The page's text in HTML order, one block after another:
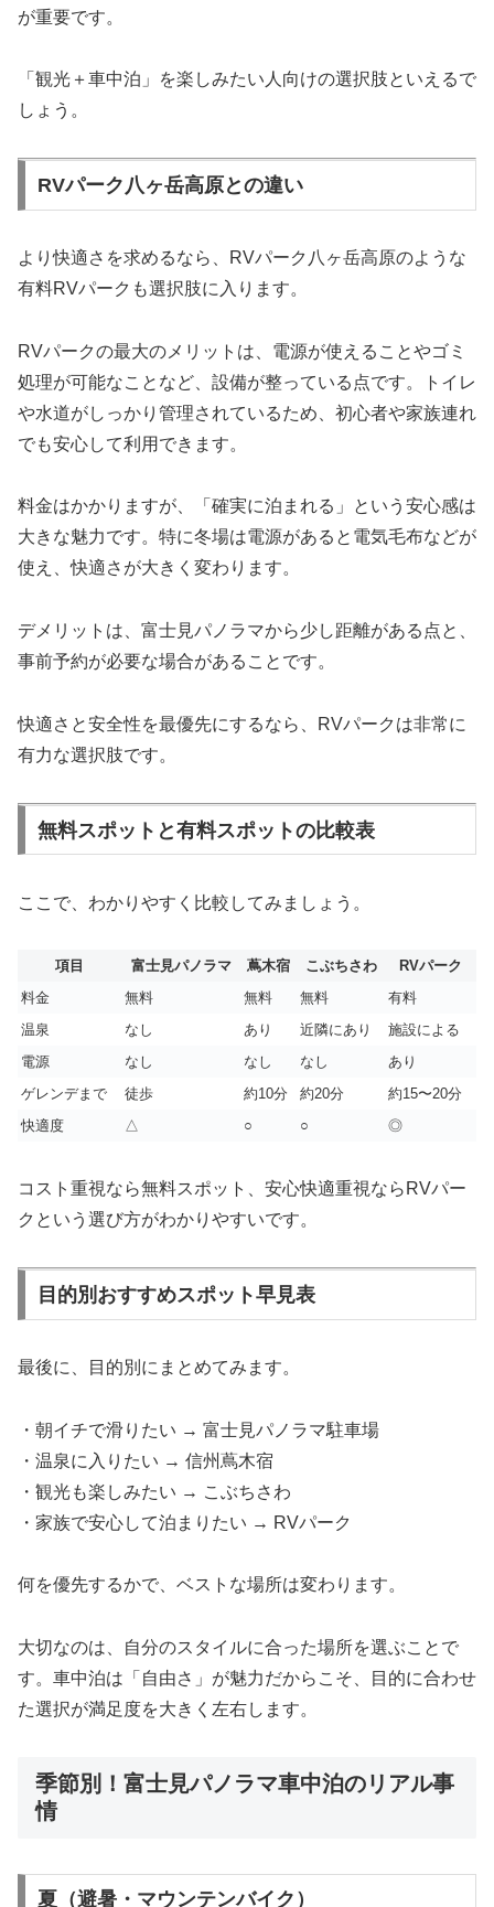
が重要です。
「観光＋車中泊」を楽しみたい人向けの選択肢といえるで
しょう。
RVパーク八ヶ岳高原との違い
より快適さを求めるなら、 RVパーク八ヶ岳高原のような
有料RVパークも選択肢に入ります。
RVパークの最大のメリットは、電源が使えることやゴミ
処理が可能なことなど、設備が整っている点です。トイレ
や水道がしっかり管理されているため、初心者や家族連れ
でも安心して利用できます。
料金はかかりますが、「確実に泊まれる」という安心感は
大きな魅力です。特に冬場は電源があると電気毛布などが
使え、快適さが大きく変わります。
デメリットは、富士見パノラマから少し距離がある点と、
事前予約が必要な場合があることです。
快適さと安全性を最優先にするなら、RVパークは非常に
有力な選択肢です。
無料スポットと有料スポットの比較表
ここで、わかりやすく比較してみましょう。
項目 富士見パノラマ 蔦木宿 こぶちさわ
RVパーク
料金
無料 無料 無料
有料
温泉
なし あり 近隣にあり
施設による
電源
なし なし なし
あり
ゲレンデまで
徒歩 約10分 約20分
約15〜20分
快適度
△ ○ ○ ◎
コスト重視なら無料スポット、安心快適重視ならRVパー
クという選び方がわかりやすいです。
目的別おすすめスポット早見表
最後に、目的別にまとめてみます。
・朝イチで滑りたい → 富士見パノラマ駐車場
・温泉に入りたい → 信州蔦木宿
・観光も楽しみたい → こぶちさわ
・家族で安心して泊まりたい → RVパーク
何を優先するかで、ベストな場所は変わります。
大切なのは、自分のスタイルに合った場所を選ぶことで
す。車中泊は「自由さ」が魅力だからこそ、目的に合わせ
た選択が満足度を大きく左右します。
季節別！富士見パノラマ車中泊のリアル事
情
夏（避暑・マウンテンバイク）